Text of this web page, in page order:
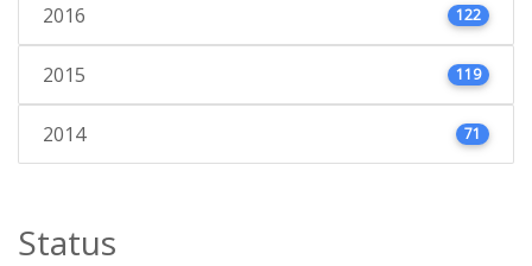
2016 122
2015 119
2014 71
Status